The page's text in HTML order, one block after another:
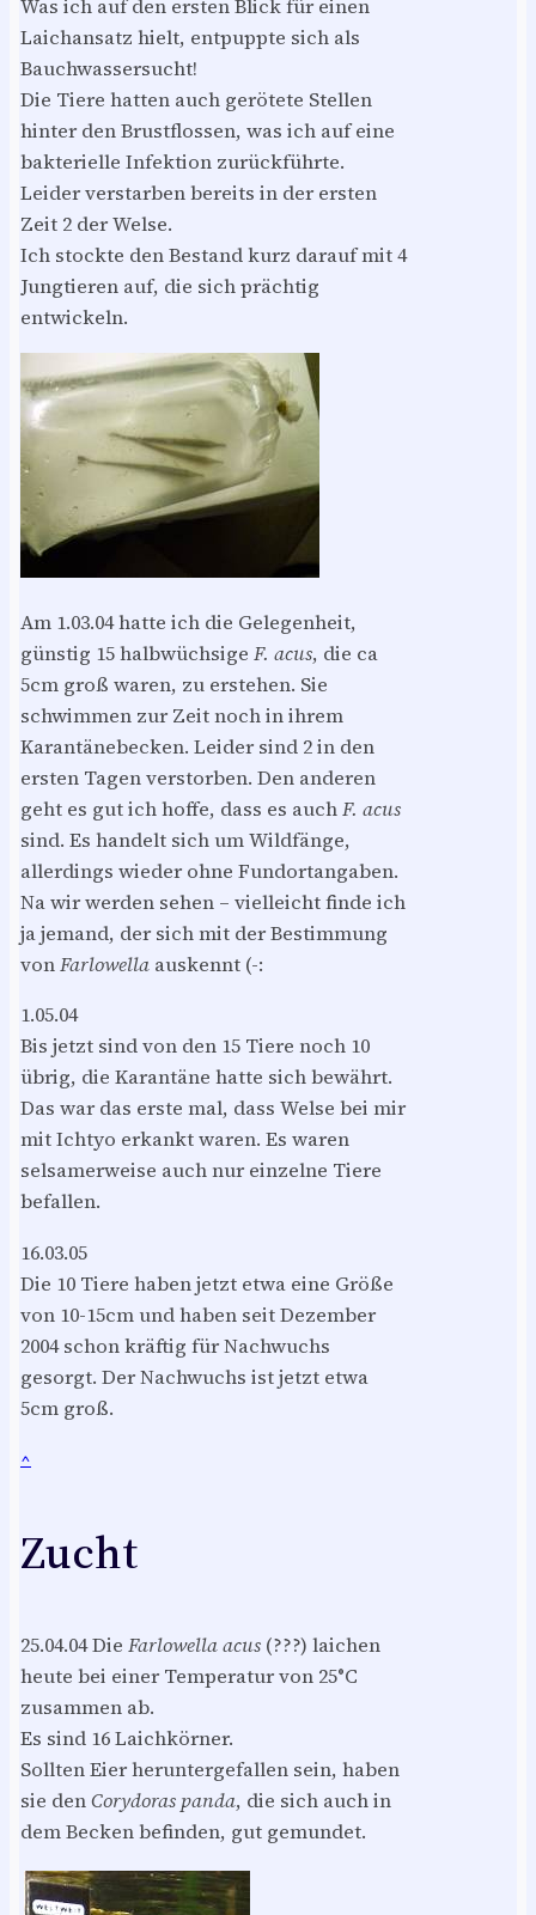
Was ich auf den ersten Blick für einen
Laichansatz hielt, entpuppte sich als
Bauchwassersucht!
Die Tiere hatten auch gerötete Stellen
hinter den Brustflossen, was ich auf eine
bakterielle Infektion zurückführte.
Leider verstarben bereits in der ersten
Zeit 2 der Welse.
Ich stockte den Bestand kurz darauf mit 4
Jungtieren auf, die sich prächtig
entwickeln.
Am 1.03.04 hatte ich die Gelegenheit,
günstig 15 halbwüchsige F. acus, die ca
5cm groß waren, zu erstehen. Sie
schwimmen zur Zeit noch in ihrem
Karantänebecken. Leider sind 2 in den
ersten Tagen verstorben. Den anderen
geht es gut ich hoffe, dass es auchF. acus
sind. Es handelt sich um Wildfänge,
allerdings wieder ohne Fundortangaben.
Na wir werden sehen – vielleicht finde ich
ja jemand, der sich mit der Bestimmung
vonFarlowella auskennt (-:
1.05.04
Bis jetzt sind von den 15 Tiere noch 10
übrig, die Karantäne hatte sich bewährt.
Das war das erste mal, dass Welse bei mir
mit Ichtyo erkankt waren. Es waren
selsamerweise auch nur einzelne Tiere
befallen.
16.03.05
Die 10 Tiere haben jetzt etwa eine Größe
von 10-15cm und haben seit Dezember
2004 schon kräftig für Nachwuchs
gesorgt. Der Nachwuchs ist jetzt etwa
5cm groß.
^
Zucht
25.04.04 Die Farlowella acus (???) laichen
heute bei einer Temperatur von 25°C
zusammen ab.
Es sind 16 Laichkörner.
Sollten Eier heruntergefallen sein, haben
sie denCorydoras panda, die sich auch in
dem Becken befinden, gut gemundet.